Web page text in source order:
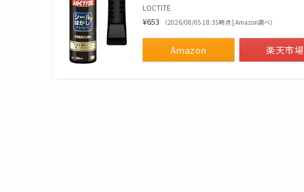
LOCTITE
¥653 （2026/08/05 18:35時点 | Amazon調べ）
Amazon 楽天市場